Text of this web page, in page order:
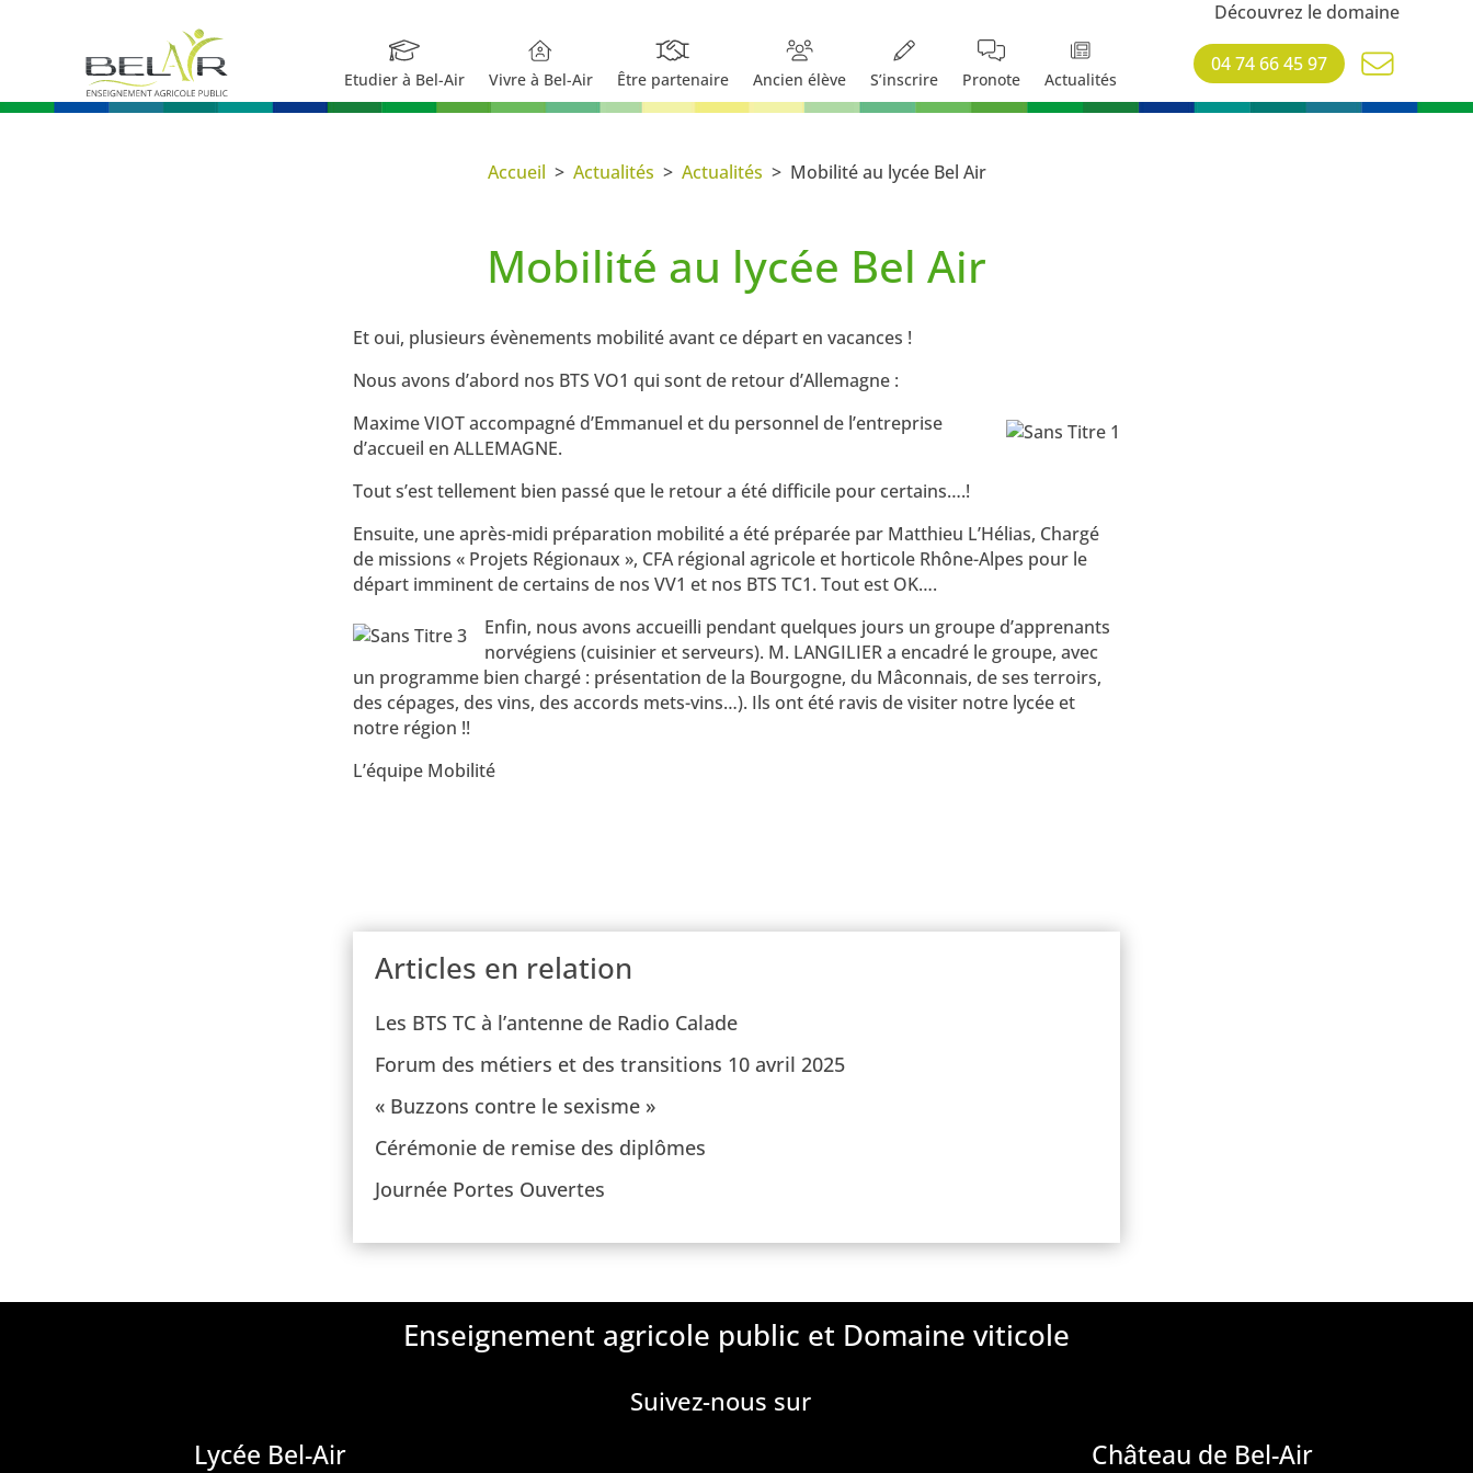
Découvrez le domaine
Etudier à Bel-Air Vivre à Bel-Air Être partenaire Ancien élève S’inscrire Pronote Actualités
04 74 66 45 97
Accueil > Actualités > Actualités > Mobilité au lycée Bel Air
Mobilité au lycée Bel Air
Viticulture-Oenologie ,Coopération Internationale,Formations
Et oui, plusieurs évènements mobilité avant ce départ en vacances !
Nous avons d’abord nos BTS VO1 qui sont de retour d’Allemagne :
Maxime VIOT accompagné d’Emmanuel et du personnel de l’entreprise
d’accueil en ALLEMAGNE.
Tout s’est tellement bien passé que le retour a été difficile pour certains….!
Ensuite, une après-midi préparation mobilité a été préparée par Matthieu L’Hélias, Chargé
de missions « Projets Régionaux », CFA régional agricole et horticole Rhône-Alpes pour le
départ imminent de certains de nos VV1 et nos BTS TC1. Tout est OK….
Enfin, nous avons accueilli pendant quelques jours un groupe d’apprenants
norvégiens (cuisinier et serveurs). M. LANGILIER a encadré le groupe, avec
un programme bien chargé : présentation de la Bourgogne, du Mâconnais, de ses terroirs,
des cépages, des vins, des accords mets-vins…). Ils ont été ravis de visiter notre lycée et
notre région !!
L’équipe Mobilité
Articles en relation
Les BTS TC à l’antenne de Radio Calade
Forum des métiers et des transitions 10 avril 2025
« Buzzons contre le sexisme »
Cérémonie de remise des diplômes
Journée Portes Ouvertes
Enseignement agricole public et Domaine viticole
Suivez-nous sur
Lycée Bel-Air Château de Bel-Air